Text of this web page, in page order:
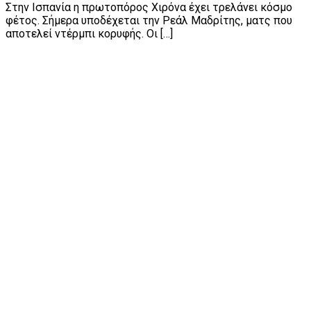
Στην Ισπανία η πρωτοπόρος Χιρόνα έχει τρελάνει κόσμο
φέτος. Σήμερα υποδέχεται την Ρεάλ Μαδρίτης, ματς που
αποτελεί ντέρμπι κορυφής. Οι […]